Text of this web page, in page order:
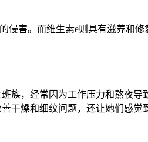
侵害。而维生素e则具有滋养和
族，经常因为工作压力和熬夜导
干燥和细纹问题，还让她们感觉